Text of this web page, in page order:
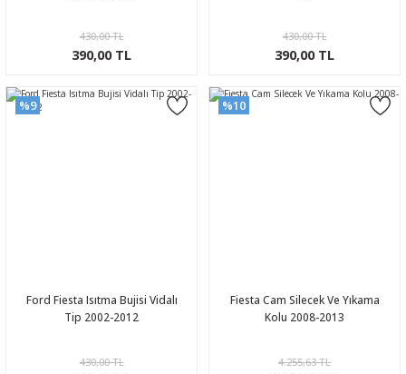
430,00 TL
390,00 TL
430,00 TL
390,00 TL
%9
Ford Fiesta Isıtma Bujisi Vidalı
Tip 2002-2012
430,00 TL
%10
Fiesta Cam Silecek Ve Yıkama
Kolu 2008-2013
4.255,63 TL